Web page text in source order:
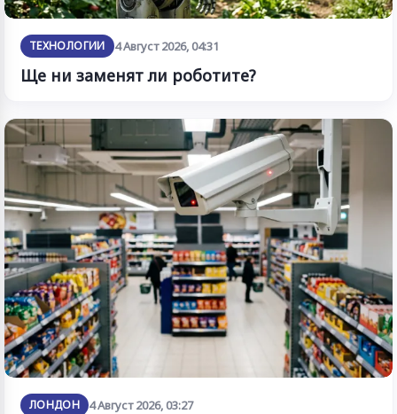
ТЕХНОЛОГИИ 4 Август 2026, 04:31
Ще ни заменят ли роботите?
ЛОНДОН 4 Август 2026, 03:27